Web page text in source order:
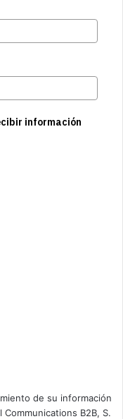
información
de su información
Communications B2B, S.